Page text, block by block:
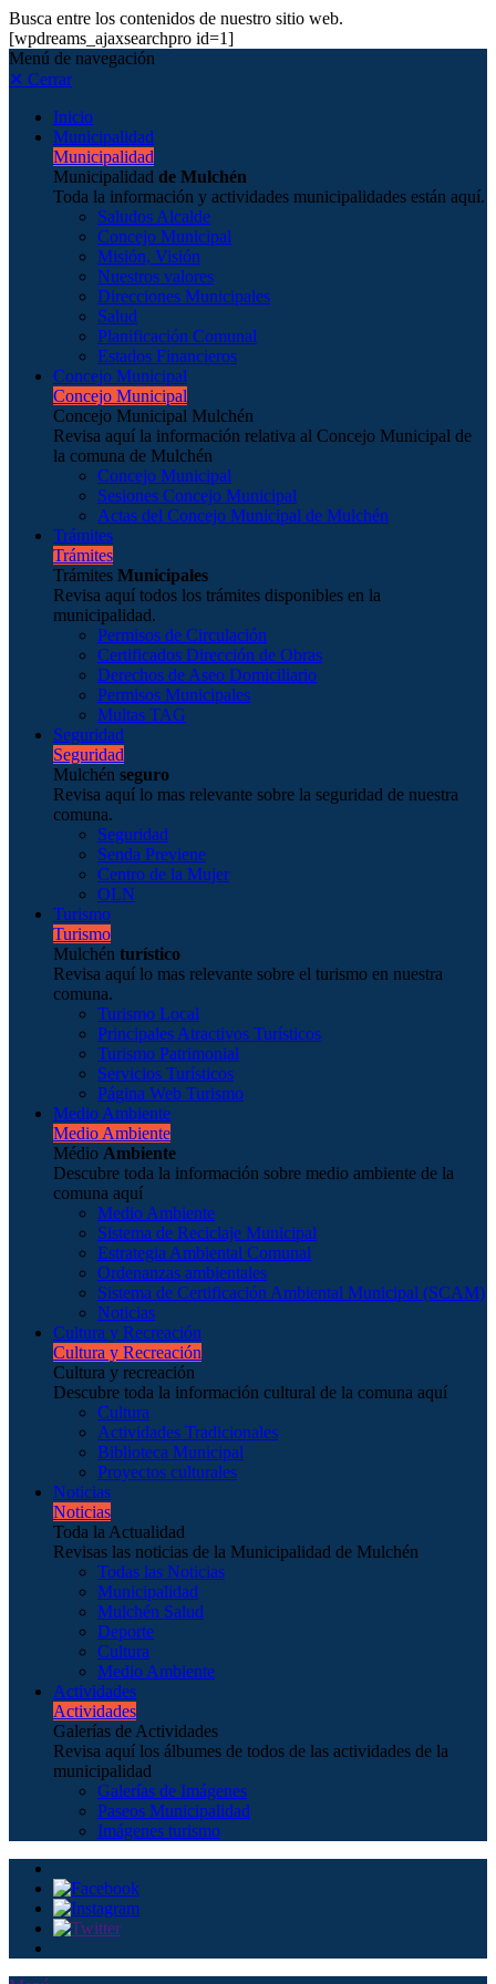
Busca entre los contenidos de nuestro sitio web.
[wpdreams_ajaxsearchpro id=1]
Menú de navegación
✕ Cerrar
Inicio
Municipalidad
Municipalidad
Municipalidad de Mulchén
Toda la información y actividades municipalidades están aquí.
Saludos Alcalde
Concejo Municipal
Misión, Visión
Nuestros valores
Direcciones Municipales
Salud
Planificación Comunal
Estados Financieros
Concejo Municipal
Concejo Municipal
Concejo Municipal Mulchén
Revisa aquí la información relativa al Concejo Municipal de
la comuna de Mulchén
Concejo Municipal
Sesiones Concejo Municipal
Actas del Concejo Municipal de Mulchén
Trámites
Trámites
Trámites Municipales
Revisa aquí todos los trámites disponibles en la
municipalidad.
Permisos de Circulación
Certificados Dirección de Obras
Derechos de Aseo Domiciliario
Permisos Municipales
Multas TAG
Seguridad
Seguridad
Mulchén seguro
Revisa aquí lo mas relevante sobre la seguridad de nuestra
comuna.
Seguridad
Senda Previene
Centro de la Mujer
OLN
Turismo
Turismo
Mulchén turístico
Revisa aquí lo mas relevante sobre el turismo en nuestra
comuna.
Turismo Local
Principales Atractivos Turísticos
Turismo Patrimonial
Servicios Turísticos
Página Web Turismo
Medio Ambiente
Medio Ambiente
Médio Ambiente
Descubre toda la información sobre medio ambiente de la
comuna aquí
Medio Ambiente
Sistema de Reciclaje Municipal
Estrategia Ambiental Comunal
Ordenanzas ambientales
Sistema de Certificación Ambiental Municipal (SCAM)
Noticias
Cultura y Recreación
Cultura y Recreación
Cultura y recreación
Descubre toda la información cultural de la comuna aquí
Cultura
Actividades Tradicionales
Biblioteca Municipal
Proyectos culturales
Noticias
Noticias
Toda la Actualidad
Revisas las noticias de la Municipalidad de Mulchén
Todas las Noticias
Municipalidad
Mulchén Salud
Deporte
Cultura
Medio Ambiente
Actividades
Actividades
Galerías de Actividades
Revisa aquí los álbumes de todos de las actividades de la
municipalidad
Galerías de Imágenes
Paseos Municipalidad
Imágenes turismo